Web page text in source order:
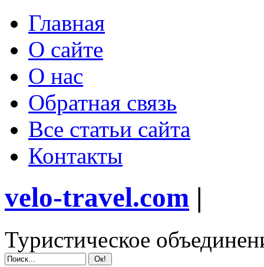
Главная
О сайте
О нас
Обратная связь
Все статьи сайта
Контакты
velo-travel.com |
Туристическое